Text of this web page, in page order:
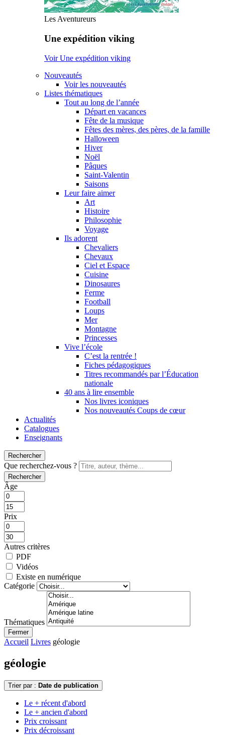
Les Aventureurs
Une expédition viking
Voir Une expédition viking
Nouveautés
Voir les nouveautés
Listes thématiques
Tout au long de l’année
Départ en vacances
Fête de la musique
Fêtes des mères, des pères, de la famille
Halloween
Hiver
Noël
Pâques
Saint-Valentin
Saisons
Leur faire aimer
Art
Histoire
Philosophie
Voyage
Ils adorent
Chevaliers
Chevaux
Ciel et Espace
Cuisine
Dinosaures
Ferme
Football
Loups
Mer
Montagne
Princesses
Vive l’école
C’est la rentrée !
Fiches pédagogiques
Titres recommandés par l’Éducation
nationale
40 ans à lire ensemble
Nos livres iconiques
Nos nouveautés Coups de cœur
Actualités
Catalogues
Enseignants
Rechercher
Que recherchez-vous ?
Rechercher
Âge
Prix
Autres critères
PDF
Vidéos
Existe en numérique
Catégorie
Thématiques
Fermer
Accueil Livres géologie
géologie
Trier par : Date de publication
Le + récent d'abord
Le + ancien d'abord
Prix croissant
Prix décroissant